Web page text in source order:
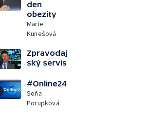
den
obezity
Marie
Kunešová
Zpravodaj
ský servis
#Online24
Soňa
Porupková